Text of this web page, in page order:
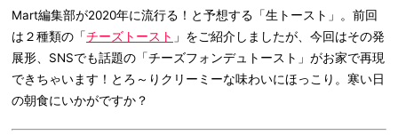
Mart編集部が2020年に流行る！と予想する「生トースト」。前回
は２種類の「チーズトースト 」をご紹介しましたが、今回はその発
展形、SNSでも話題の「チーズフォンデュトースト」がお家で再現
できちゃいます！とろ～りクリーミーな味わいにほっこり。寒い日
の朝食にいかがですか？